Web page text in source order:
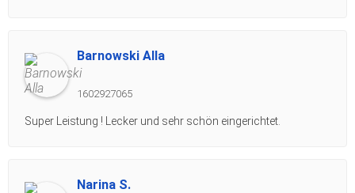
Barnowski Alla
1602927065
Super Leistung ! Lecker und sehr schön eingerichtet.
Narina S.